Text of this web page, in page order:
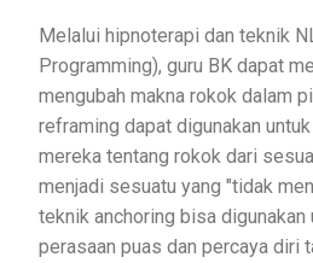
Melalui hipnoterapi dan teknik
Programming), guru BK dapat
mengubah makna rokok dalam
reframing dapat digunakan
mereka tentang rokok dari
menjadi sesuatu yang "tidak
teknik anchoring bisa digunakan
perasaan puas dan percaya diri